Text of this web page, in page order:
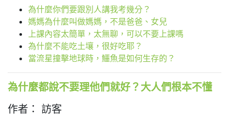
為什麼你們要跟別人講我考幾分？
媽媽為什麼叫做媽媽，不是爸爸、女兒
上課內容太簡單，太無聊，可以不要上課嗎
為什麼不能吃土壤，很好吃耶？
當流星撞擊地球時，鱷魚是如何生存的？
為什麼都說不要理他們就好？大人們根本不懂
作者： 訪客